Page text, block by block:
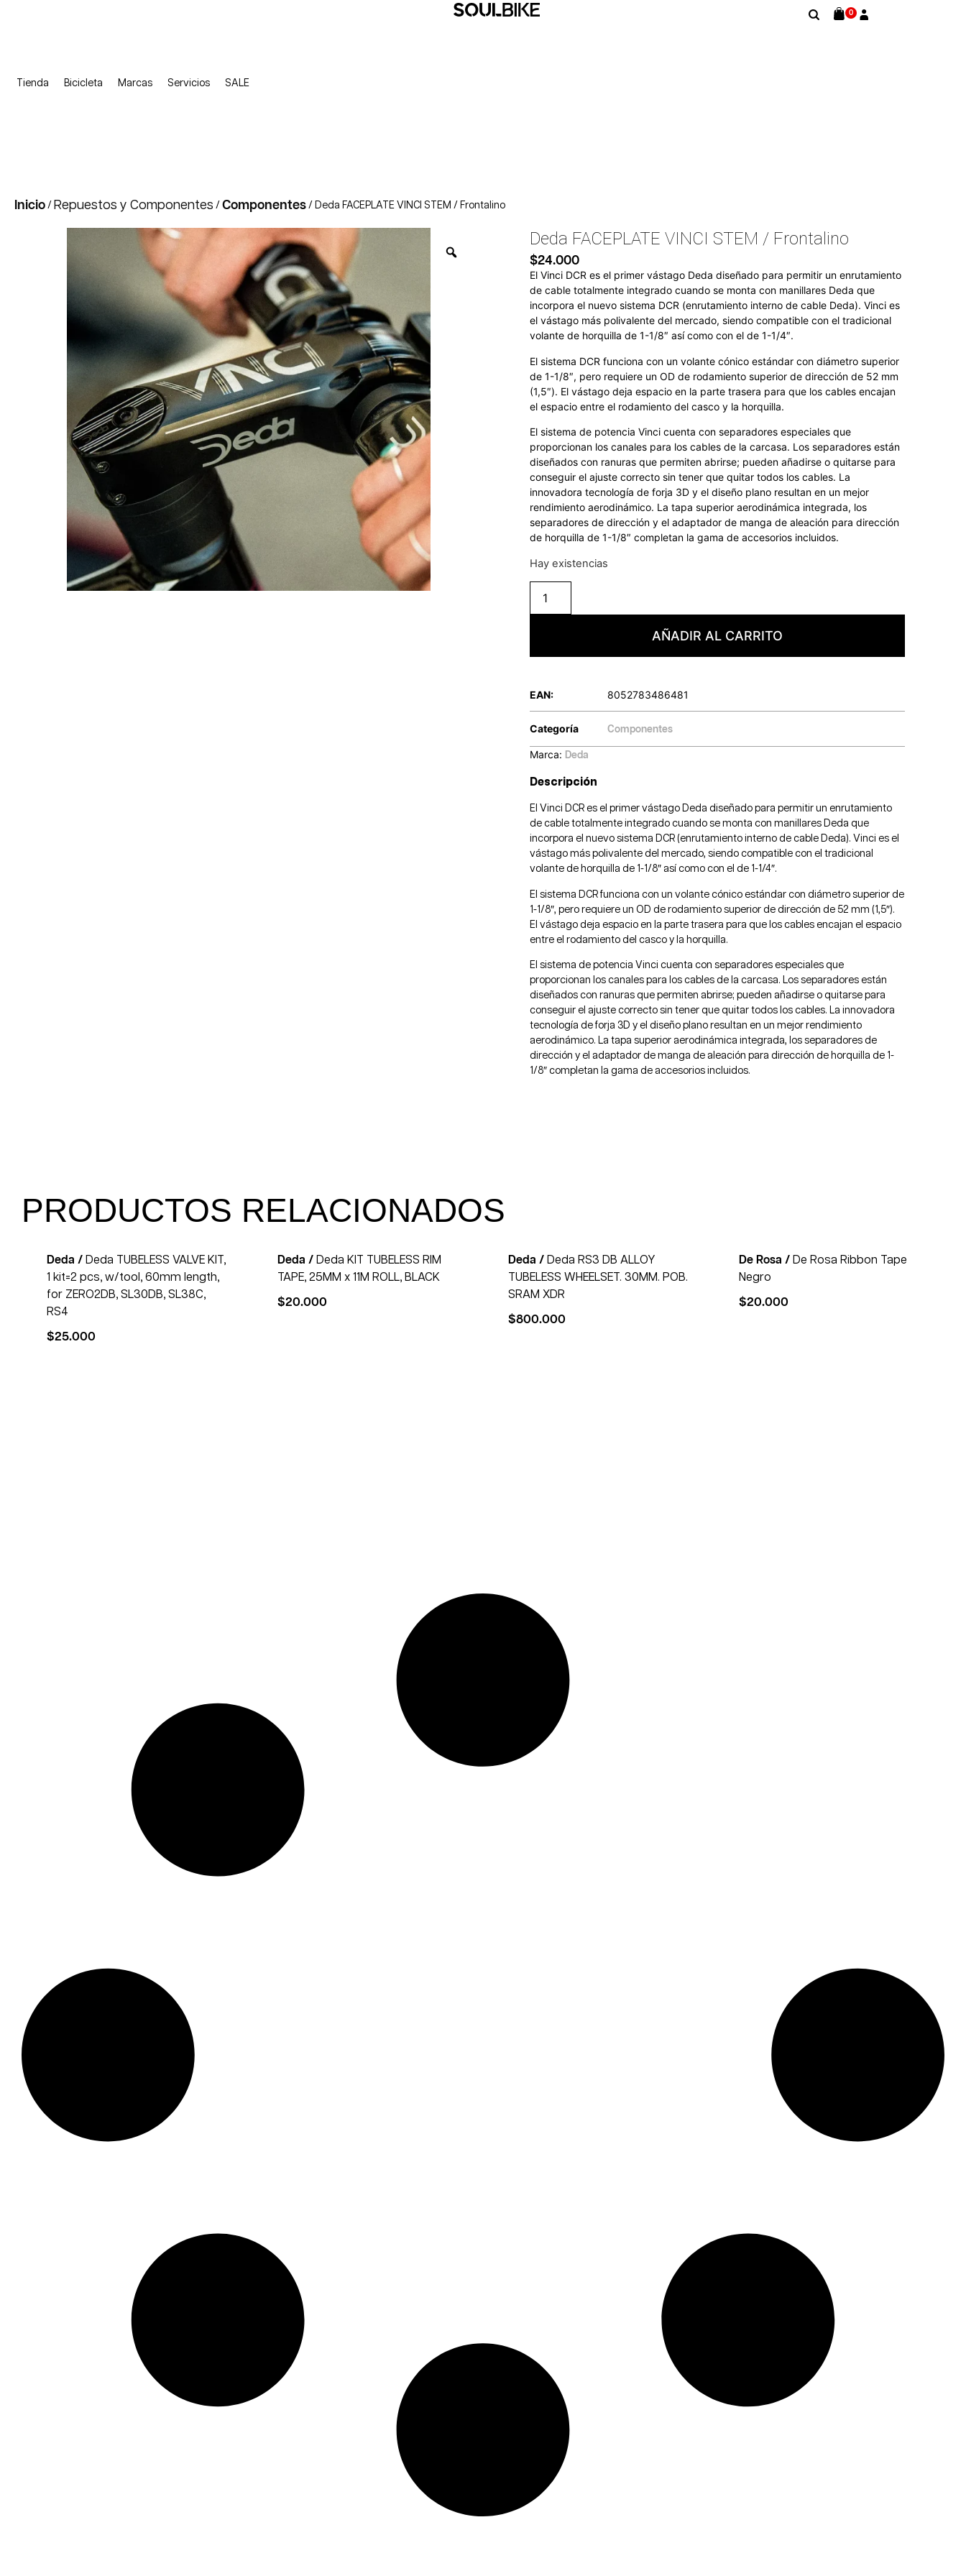
Tienda Bicicleta Marcas Servicios SALE
0
Inicio / Repuestos y Componentes / Componentes / Deda FACEPLATE VINCI STEM / Frontalino
Deda FACEPLATE VINCI STEM / Frontalino
$24.000
El Vinci DCR es el primer vástago Deda diseñado para permitir un enrutamiento
de cable totalmente integrado cuando se monta con manillares Deda que
incorpora el nuevo sistema DCR (enrutamiento interno de cable Deda). Vinci es
el vástago más polivalente del mercado, siendo compatible con el tradicional
volante de horquilla de 1-1/8″ así como con el de 1-1/4″.
El sistema DCR funciona con un volante cónico estándar con diámetro superior
de 1-1/8″, pero requiere un OD de rodamiento superior de dirección de 52 mm
(1,5″). El vástago deja espacio en la parte trasera para que los cables encajan
el espacio entre el rodamiento del casco y la horquilla.
El sistema de potencia Vinci cuenta con separadores especiales que
proporcionan los canales para los cables de la carcasa. Los separadores están
diseñados con ranuras que permiten abrirse; pueden añadirse o quitarse para
conseguir el ajuste correcto sin tener que quitar todos los cables. La
innovadora tecnología de forja 3D y el diseño plano resultan en un mejor
rendimiento aerodinámico. La tapa superior aerodinámica integrada, los
separadores de dirección y el adaptador de manga de aleación para dirección
de horquilla de 1-1/8″ completan la gama de accesorios incluidos.
Hay existencias
AÑADIR AL CARRITO
EAN: 8052783486481
Categoría Componentes
Marca: Deda
Descripción
El Vinci DCR es el primer vástago Deda diseñado para permitir un enrutamiento
de cable totalmente integrado cuando se monta con manillares Deda que
incorpora el nuevo sistema DCR (enrutamiento interno de cable Deda). Vinci es el
vástago más polivalente del mercado, siendo compatible con el tradicional
volante de horquilla de 1-1/8″ así como con el de 1-1/4″.
El sistema DCR funciona con un volante cónico estándar con diámetro superior de
1-1/8″, pero requiere un OD de rodamiento superior de dirección de 52 mm (1,5″).
El vástago deja espacio en la parte trasera para que los cables encajan el espacio
entre el rodamiento del casco y la horquilla.
El sistema de potencia Vinci cuenta con separadores especiales que
proporcionan los canales para los cables de la carcasa. Los separadores están
diseñados con ranuras que permiten abrirse; pueden añadirse o quitarse para
conseguir el ajuste correcto sin tener que quitar todos los cables. La innovadora
tecnología de forja 3D y el diseño plano resultan en un mejor rendimiento
aerodinámico. La tapa superior aerodinámica integrada, los separadores de
dirección y el adaptador de manga de aleación para dirección de horquilla de 1-
1/8″ completan la gama de accesorios incluidos.
PRODUCTOS RELACIONADOS
Deda / Deda TUBELESS VALVE KIT,
1 kit=2 pcs, w/tool, 60mm length,
for ZERO2DB, SL30DB, SL38C,
RS4
$25.000
Deda / Deda KIT TUBELESS RIM
TAPE, 25MM x 11M ROLL, BLACK
$20.000
Deda / Deda RS3 DB ALLOY
TUBELESS WHEELSET. 30MM. POB.
SRAM XDR
$800.000
De Rosa / De Rosa Ribbon Tape
Negro
$20.000